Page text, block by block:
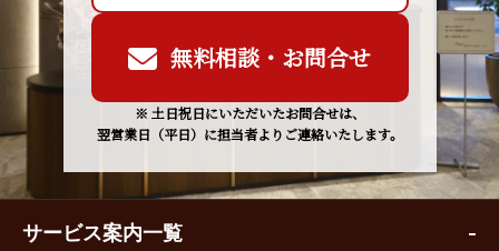
無料相談・お問合せ
※ 土日祝日にいただいたお問合せは、
翌営業日（平日）に担当者よりご連絡いたします。
サービス案内一覧